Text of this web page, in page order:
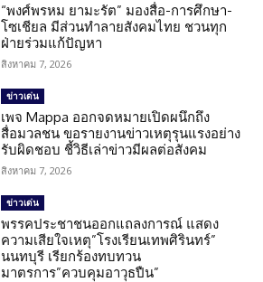
“พงศ์พรหม ยามะรัต” มองสื่อ-การศึกษา-
โซเชียล มีส่วนทำลายสังคมไทย ชวนทุก
ฝ่ายร่วมแก้ปัญหา
สิงหาคม 7, 2026
ข่าวเด่น
เพจ Mappa ออกจดหมายเปิดผนึกถึง
สื่อมวลชน ขอรายงานข่าวเหตุรุนแรงอย่าง
รับผิดชอบ ชี้วิธีเล่าข่าวมีผลต่อสังคม
สิงหาคม 7, 2026
ข่าวเด่น
พรรคประชาชนออกแถลงการณ์ แสดง
ความเสียใจเหตุ”โรงเรียนเทพศิรินทร์”
นนทบุรี เรียกร้องทบทวน
มาตรการ”ควบคุมอาวุธปืน”